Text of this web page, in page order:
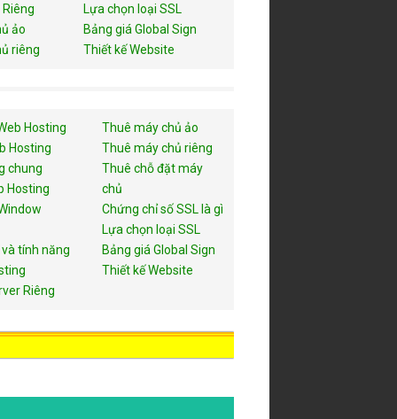
ảo
riêng
Lựa chọn loại SSL
Bảng giá Global Sign
Thiết kế Website
Hosting
Hosting
chung
Hosting
và tính năng
Riêng
Thuê máy chủ ảo
Thuê máy chủ riêng
Thuê chỗ đặt máy
chủ
Chứng chỉ số SSL là gì
Lựa chọn loại SSL
Bảng giá Global Sign
Thiết kế Website